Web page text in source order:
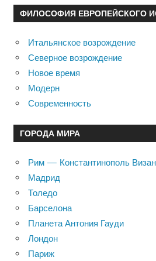
ФИЛОСОФИЯ ЕВРОПЕЙСКОГО
Итальянское возрождение
Северное возрождение
Новое время
Модерн
Современность
ГОРОДА МИРА
Рим — Константинополь
Мадрид
Толедо
Барселона
Планета Антония Гауди
Лондон
Париж